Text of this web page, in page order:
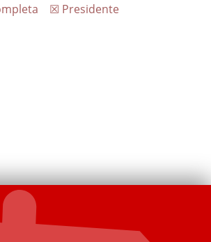
☒ Presidente